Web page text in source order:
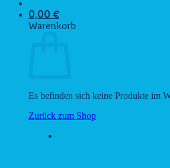
0,00 €
Warenkorb
Es befinden sich keine Produkte im
Zurück zum Shop